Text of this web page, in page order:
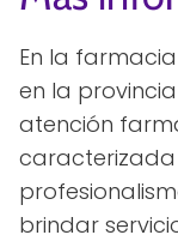
En la
en la
atención
brindar